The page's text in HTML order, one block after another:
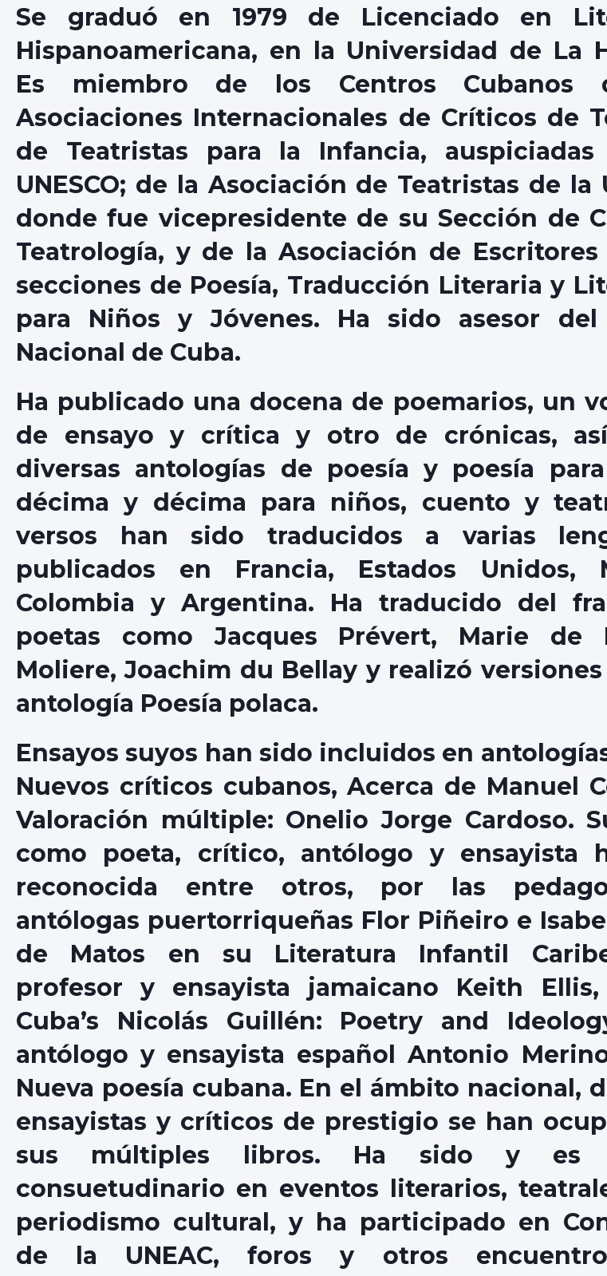
Se graduó en 1979 de Licenciado en
Hispanoamericana, en la Universidad de La
Es miembro de los Centros Cubanos
Asociaciones Internacionales de Críticos de
de Teatristas para la Infancia,
UNESCO; de la Asociación de Teatristas de la
donde fue vicepresidente de su Sección de
Teatrología, y de la Asociación de Escritores
secciones de Poesía, Traducción Literaria y
para Niños y Jóvenes. Ha sido asesor del
Nacional de Cuba.
Ha publicado una docena de poemarios, un
de ensayo y crítica y otro de crónicas,
diversas antologías de poesía y poesía
décima y décima para niños, cuento y
versos han sido traducidos a varias
publicados en Francia, Estados Unidos,
Colombia y Argentina. Ha traducido del
poetas como Jacques Prévert, Marie de
Moliere, Joachim du Bellay y realizó versiones
antología Poesía polaca.
Ensayos suyos han sido incluidos en
Nuevos críticos cubanos, Acerca de Manuel
Valoración múltiple: Onelio Jorge Cardoso.
como poeta, crítico, antólogo y ensayista
reconocida entre otros, por las
antólogas puertorriqueñas Flor Piñeiro e
de Matos en su Literatura Infantil
profesor y ensayista jamaicano Keith
Cuba’s Nicolás Guillén: Poetry and
antólogo y ensayista español Antonio
Nueva poesía cubana. En el ámbito nacional,
ensayistas y críticos de prestigio se han
sus múltiples libros. Ha sido y es
consuetudinario en eventos literarios,
periodismo cultural, y ha participado en
de la UNEAC, foros y otros